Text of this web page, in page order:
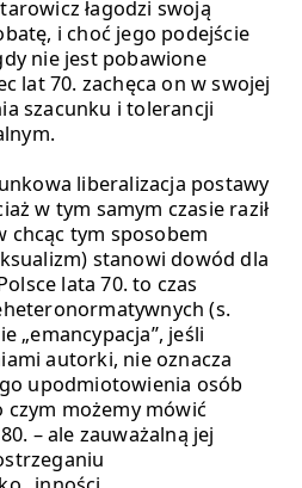
łagodzi swoją
i choć jego podejście
nie jest pobawione
lat 70. zachęca on w swojej
szacunku i tolerancji
liberalizacja postawy
w tym samym czasie raził
chcąc tym sposobem
stanowi dowód dla
lata 70. to czas
(s.
„emancypacja”, jeśli
autorki, nie oznacza
upodmiotowienia osób
czym możemy mówić
– ale zauważalną jej